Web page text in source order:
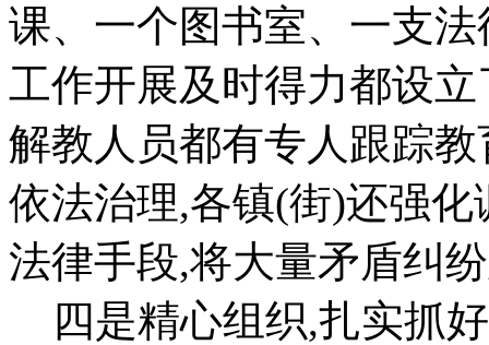
课、一个图书室、一支
工作开展及时得力都设
解教人员都有专人跟踪
依法治理,各镇(街)还强
法律手段,将大量矛盾纠
四是精心组织,扎实抓